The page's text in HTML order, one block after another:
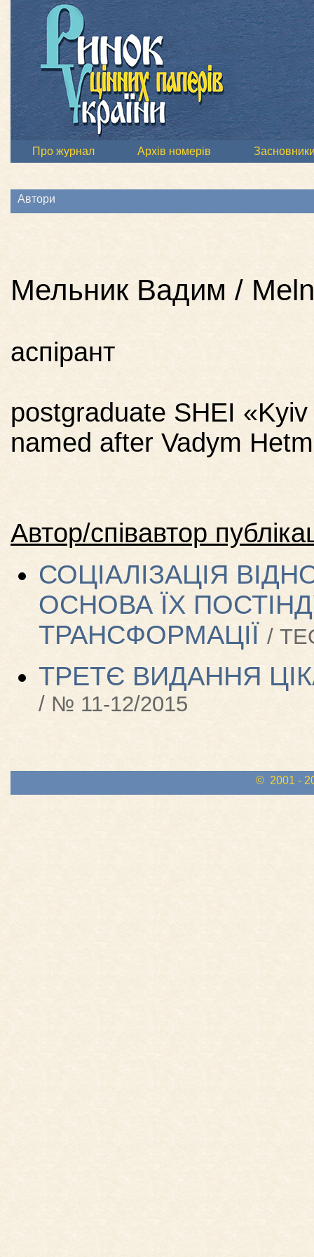
Про журнал Архів номерів
Автори
Мельник Вадим /
аспірант
postgraduate SHEI
named after Vadym
Автор/співавтор
СОЦІАЛІЗАЦІЯ
ОСНОВА ЇХ
ТРАНСФОРМАЦІЇ /
ТРЕТЄ ВИДАННЯ
/ № 11-12/2015
© 2001 -